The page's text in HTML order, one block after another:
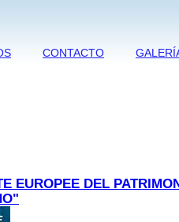
CONTACTO
EUROPEE DEL